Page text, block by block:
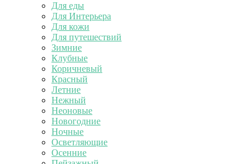
Для еды
Для Интерьера
Для кожи
Для путешествий
Зимние
Клубные
Коричневый
Красный
Летние
Нежный
Неоновые
Новогодние
Ночные
Осветляющие
Осенние